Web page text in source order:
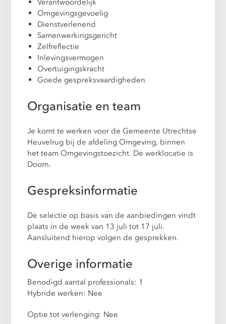
Omgevingsgevoelig
Dienstverlenend
Samenwerkingsgericht
Zelfreflectie
Inlevingsvermogen
Overtuigingskracht
Goede gespreksvaardigheden
Organisatie en team
Je komt te werken voor de Gemeente Utrechtse
Heuvelrug bij de afdeling Omgeving, binnen
het team Omgevingstoezicht. De werklocatie is
Doorn.
Gespreksinformatie
De selectie op basis van de aanbiedingen vindt
plaats in de week van 13 juli tot 17 juli.
Aansluitend hierop volgen de gesprekken.
Overige informatie
Benodigd aantal professionals: 1
Hybride werken: Nee
Optie tot verlenging: Nee